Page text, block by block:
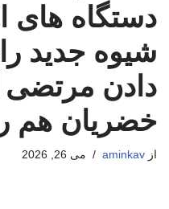
دستگاه های
شیوه جدید
دادن مرتضی
خضریان هم
از aminkav می 26, 2026